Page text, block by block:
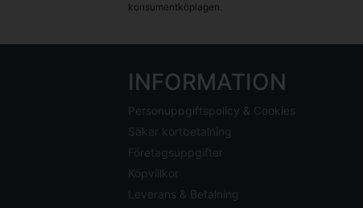
konsumentköplagen.
INFORMATION
Personuppgiftspolicy & Cookies
Säker kortbetalning
Företagsuppgifter
Köpvillkor
Leverans & Betalning